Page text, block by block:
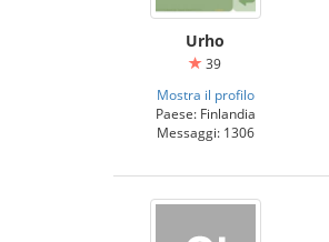
Urho
39
Mostra il profilo
Paese: Finlandia
Messaggi: 1306